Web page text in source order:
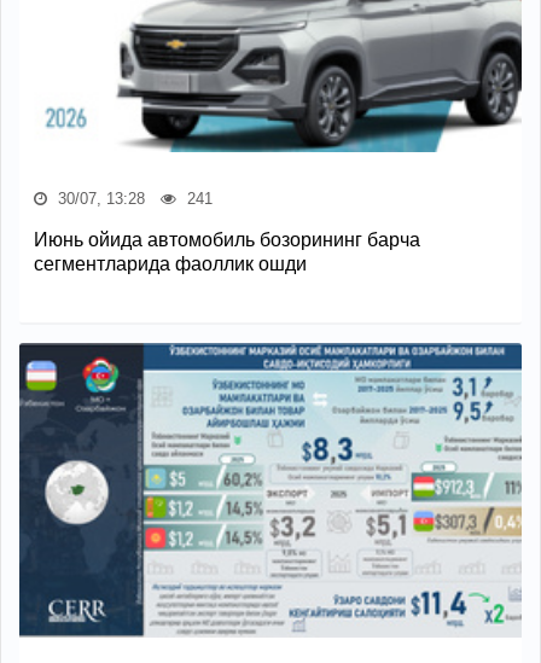
30/07, 13:28 241
Июнь ойида автомобиль бозорининг барча
сегментларида фаоллик ошди